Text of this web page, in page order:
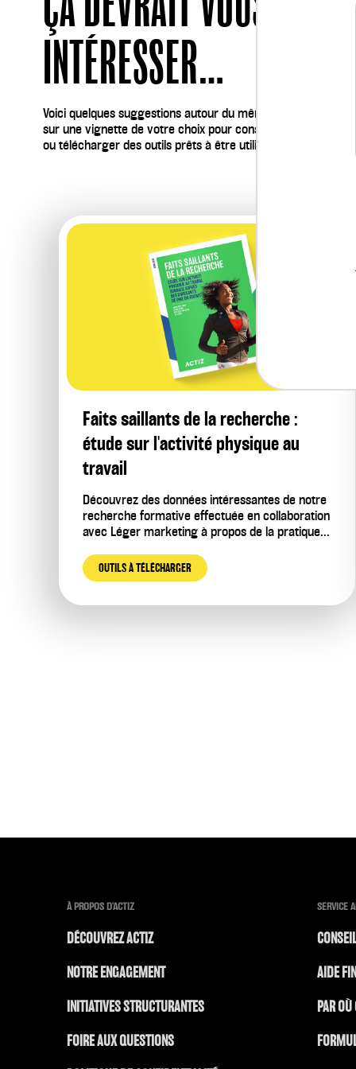
INTÉRESSER…
Voici quelques suggestions autour du même sujet. Cliquez
sur une vignette de votre choix pour consulter des articles
ou télécharger des outils prêts à être utilisés.
Faits saillants de la recherche :
étude sur l'activité physique au
travail
Découvrez des données intéressantes de notre
recherche formative effectuée en collaboration
avec Léger marketing à propos de la pratique...
OUTILS À TÉLÉCHARGER
À PROPOS D'ACTIZ
DÉCOUVREZ ACTIZ
NOTRE ENGAGEMENT
INITIATIVES STRUCTURANTES
FOIRE AUX QUESTIONS
SERVICE
AIDE
PAR